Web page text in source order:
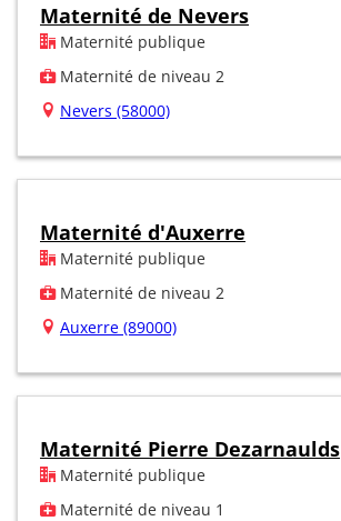
Maternité de Nevers
Maternité publique
Maternité de niveau 2
Nevers (58000)
Maternité d'Auxerre
Maternité publique
Maternité de niveau 2
Auxerre (89000)
Maternité Pierre Dezarnaulds
Maternité publique
Maternité de niveau 1